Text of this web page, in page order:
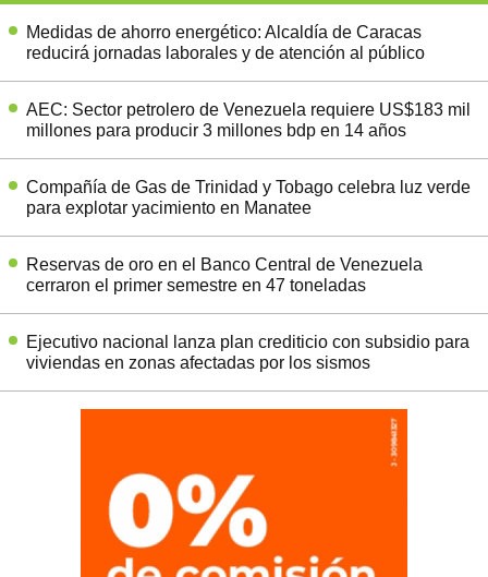
Medidas de ahorro energético: Alcaldía de Caracas
reducirá jornadas laborales y de atención al público
AEC: Sector petrolero de Venezuela requiere US$183 mil
millones para producir 3 millones bdp en 14 años
Compañía de Gas de Trinidad y Tobago celebra luz verde
para explotar yacimiento en Manatee
Reservas de oro en el Banco Central de Venezuela
cerraron el primer semestre en 47 toneladas
Ejecutivo nacional lanza plan crediticio con subsidio para
viviendas en zonas afectadas por los sismos